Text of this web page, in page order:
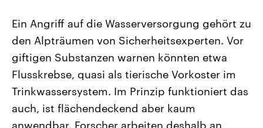
Landtagswahl Sachsen-Anhalt
2026
Alle Informationen
Sachsen-Anhalt wählt am 6.
September 2026 einen neuen
Landtag. Seit 2021 wird das
Bundesland von einer Koalition aus
USA
Aktuelle Beiträge,
Hintergründe
Wirtschaftlich und
gehören die Vereinigten
mit großem Einfluss auf
Ein Angriff auf die Wasserversorgung gehört zu
den Alpträumen von Sicherheitsexperten. Vor
giftigen Substanzen warnen könnten etwa
Flusskrebse, quasi als tierische Vorkoster im
Trinkwassersystem. Im Prinzip funktioniert das
auch, ist flächendeckend aber kaum
anwendbar. Forscher arbeiten deshalb an